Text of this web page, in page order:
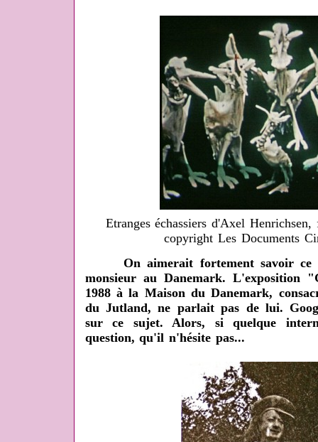
Etranges échassiers d'Axel
copyright Les Documents
On aimerait fortement savoir ce
monsieur au Danemark. L'exposition
1988 à la Maison du Danemark,
du Jutland, ne parlait pas de lui.
sur ce sujet. Alors, si quelque
question, qu'il n'hésite pas...